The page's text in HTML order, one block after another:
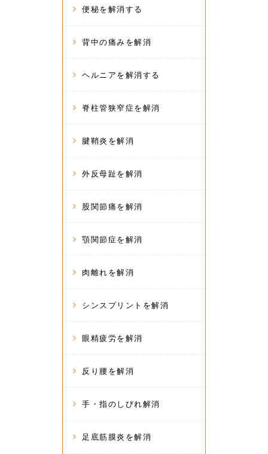
便秘を解消する
背中の痛みを解消
ヘルニアを解消する
脊柱管狭窄症を解消
腱鞘炎を解消
外反母趾を解消
股関節痛を解消
顎関節症を解消
肉離れを解消
シンスプリントを解消
眼精疲労を解消
反り腰を解消
手・指のしびれ解消
足底筋膜炎を解消